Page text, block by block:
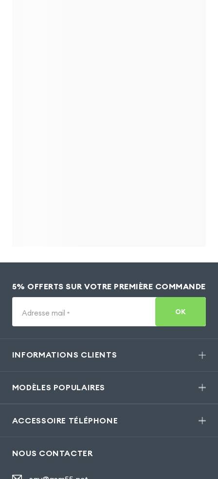
5% OFFERTS SUR VOTRE PREMIÈRE COMMANDE
Adresse mail * OK
INFORMATIONS CLIENTS
MODÈLES POPULAIRES
ACCESSOIRE TÉLÉPHONE
NOUS CONTACTER